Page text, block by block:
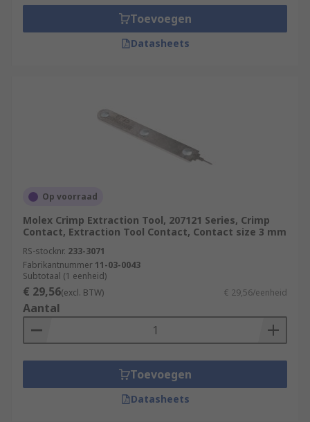
Toevoegen
Datasheets
Op voorraad
Molex Crimp Extraction Tool, 207121 Series, Crimp
Contact, Extraction Tool Contact, Contact size 3 mm
RS-stocknr. 233-3071
Fabrikantnummer 11-03-0043
Subtotaal (1 eenheid)
€ 29,56(excl. BTW) € 29,56/eenheid
Aantal
Toevoegen
Datasheets